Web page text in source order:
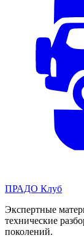
ПРАДО Клуб
Экспертные
технические
поколений.